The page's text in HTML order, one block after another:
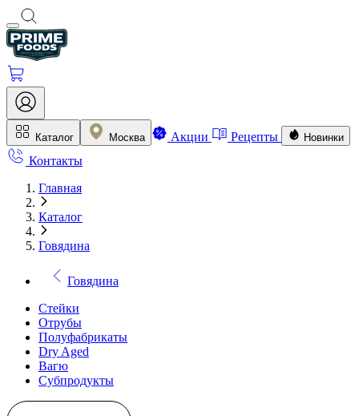
Каталог Москва Акции Рецепты Новинки
Контакты
Главная
Каталог
Говядина
Говядина
Стейки
Отрубы
Полуфабрикаты
Dry Aged
Вагю
Субпродукты